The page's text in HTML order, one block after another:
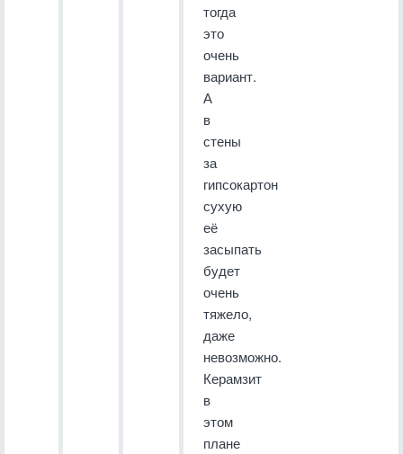
тогда
это
очень
вариант.
А
в
стены
за
гипсокартон
сухую
её
засыпать
будет
очень
тяжело,
даже
невозможно.
Керамзит
в
этом
плане